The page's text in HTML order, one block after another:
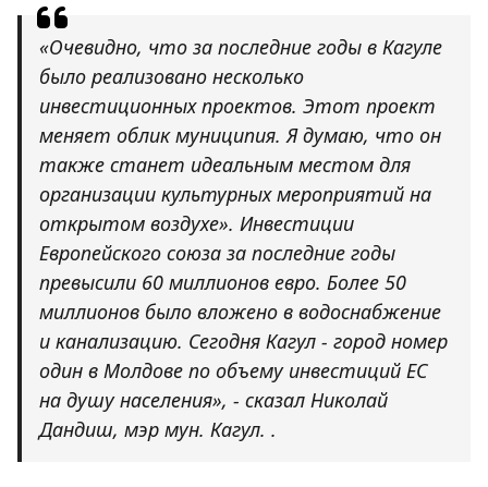
«Очевидно, что за последние годы в Кагуле
было реализовано несколько
инвестиционных проектов. Этот проект
меняет облик муниципия. Я думаю, что он
также станет идеальным местом для
организации культурных мероприятий на
открытом воздухе». Инвестиции
Европейского союза за последние годы
превысили 60 миллионов евро. Более 50
миллионов было вложено в водоснабжение
и канализацию. Сегодня Кагул - город номер
один в Молдове по объему инвестиций ЕС
на душу населения», - сказал Николай
Дандиш, мэр мун. Кагул. .